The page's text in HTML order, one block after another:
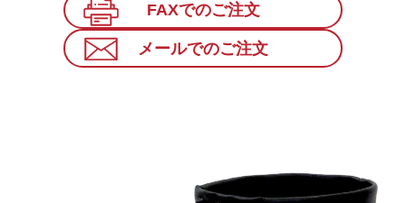
FAXでのご注文
メールでのご注文